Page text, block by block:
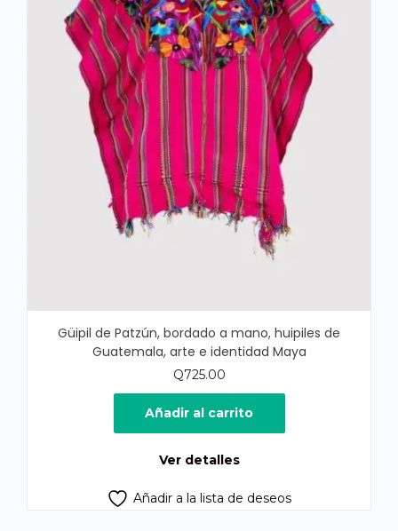
Güipil de Patzún, bordado a mano, huipiles de
Guatemala, arte e identidad Maya
Q725.00
Añadir al carrito
Ver detalles
Añadir a la lista de deseos